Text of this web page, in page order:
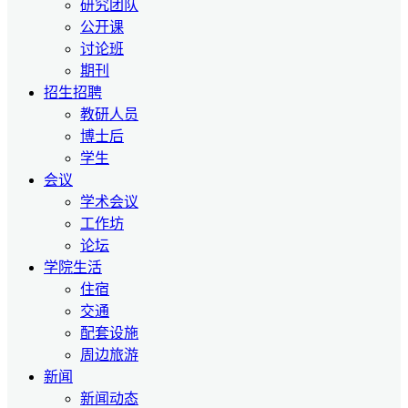
研究团队
公开课
讨论班
期刊
招生招聘
教研人员
博士后
学生
会议
学术会议
工作坊
论坛
学院生活
住宿
交通
配套设施
周边旅游
新闻
新闻动态